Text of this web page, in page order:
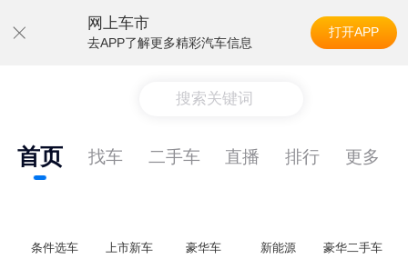
网上车市
去APP了解更多精彩汽车信息
打开APP
搜索关键词
首页 找车 二手车 直播 排行 更多
条件选车 上市新车 豪华车 新能源 豪华二手车